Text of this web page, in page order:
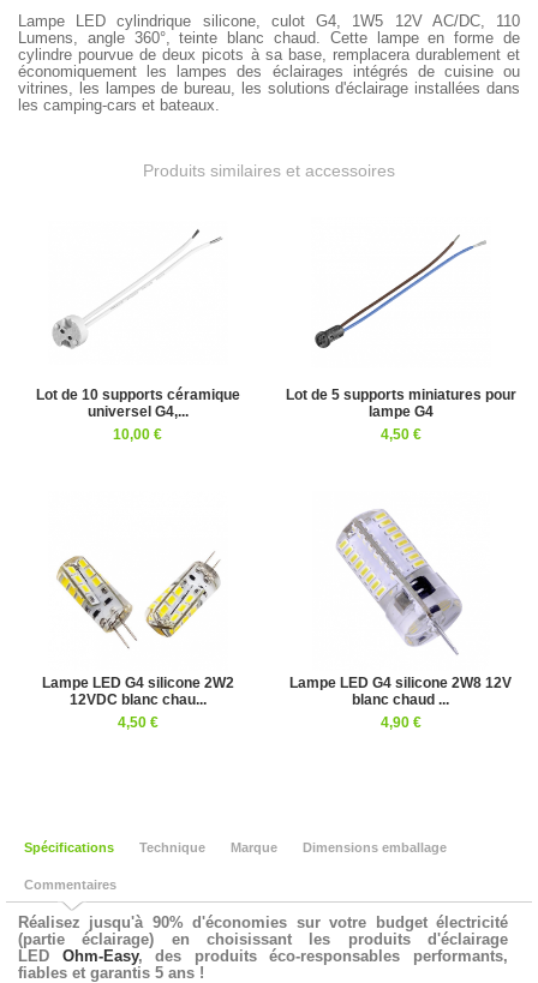
Lampe LED cylindrique silicone, culot G4, 1W5 12V AC/DC, 110
Lumens, angle 360°, teinte blanc chaud. Cette lampe en forme de
cylindre pourvue de deux picots à sa base, remplacera durablement et
économiquement les lampes des éclairages intégrés de cuisine ou
vitrines, les lampes de bureau, les solutions d'éclairage installées dans
les camping-cars et bateaux.
Produits similaires et accessoires
Lot de 10 supports céramique
universel G4,...
10,00 €
Lot de 5 supports miniatures pour
lampe G4
4,50 €
Lampe LED G4 silicone 2W2
12VDC blanc chau...
4,50 €
Lampe LED G4 silicone 2W8 12V
blanc chaud ...
4,90 €
Spécifications Technique Marque Dimensions emballage
Commentaires
Réalisez jusqu'à 90% d'économies sur votre budget électricité
(partie éclairage) en choisissant les produits d'éclairage
LED Ohm-Easy, des produits éco-responsables performants,
fiables et garantis 5 ans !